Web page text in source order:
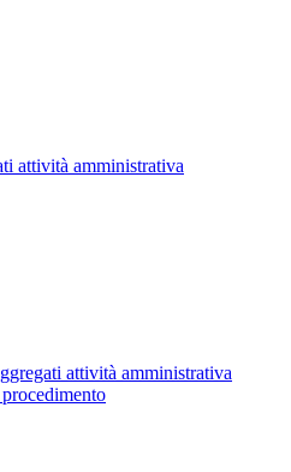
attività amministrativa
attività amministrativa